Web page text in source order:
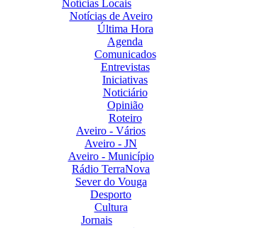
Notícias Locais
Notícias de Aveiro
Última Hora
Agenda
Comunicados
Entrevistas
Iniciativas
Noticiário
Opinião
Roteiro
Aveiro - Vários
Aveiro - JN
Aveiro - Município
Rádio TerraNova
Sever do Vouga
Desporto
Cultura
Jornais